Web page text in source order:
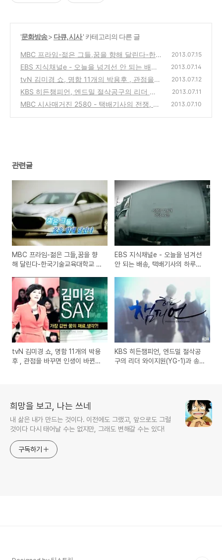
'문화방송> 다큐, 시사' 카테고리의 다른 글
MBC 프라임-젊은 그들,꿈을 향해 달린다-한
국기술교육대학교 산학협력단의 자동차제작
경진대회 출전기
(1)
2013.07.15
EBS 지식채널e - 오늘을 넘겨선 안 되는 배송,
택배기사의 하루일과와 고충에 대한 통계자료
방송
(4)
2013.07.14
tvN 김미경 쇼, 명함 11개의 박용후 , 관점을
바꾸면 인생이 바뀐다 토크쇼 강연 리뷰
(0)
2013.07.12
KBS 히든챔피언, 엔드밀 절삭공구의 리더 와
이지원(YG-1)과 송호근 회장의 성공비결
2013.07.11
MBC 시사매거진 2580 - 택배기사의 전쟁, 그
2013.07.10
관련글
MBC 프라임-젊은 그들,꿈을 향
해 달린다-한국기술교육대학교 산
출전기
EBS 지식채널e - 오늘을 넘겨선
안 되는 배송, 택배기사의 하루일
tvN 김미경 쇼, 명함 11개의 박용
후 , 관점을 바꾸면 인생이 바뀐다
KBS 히든챔피언, 엔드밀 절삭공
구의 리더 와이지원(YG-1)과 송호
희망을 보고, 나는 쓰네
내 삶은 내가 만드는 것이다. 이전에도 그랬고, 앞으로도 그럴
것이다 다시 태어날 수는 없지만, 그래도 변해갈 수는 있다!
구독하기